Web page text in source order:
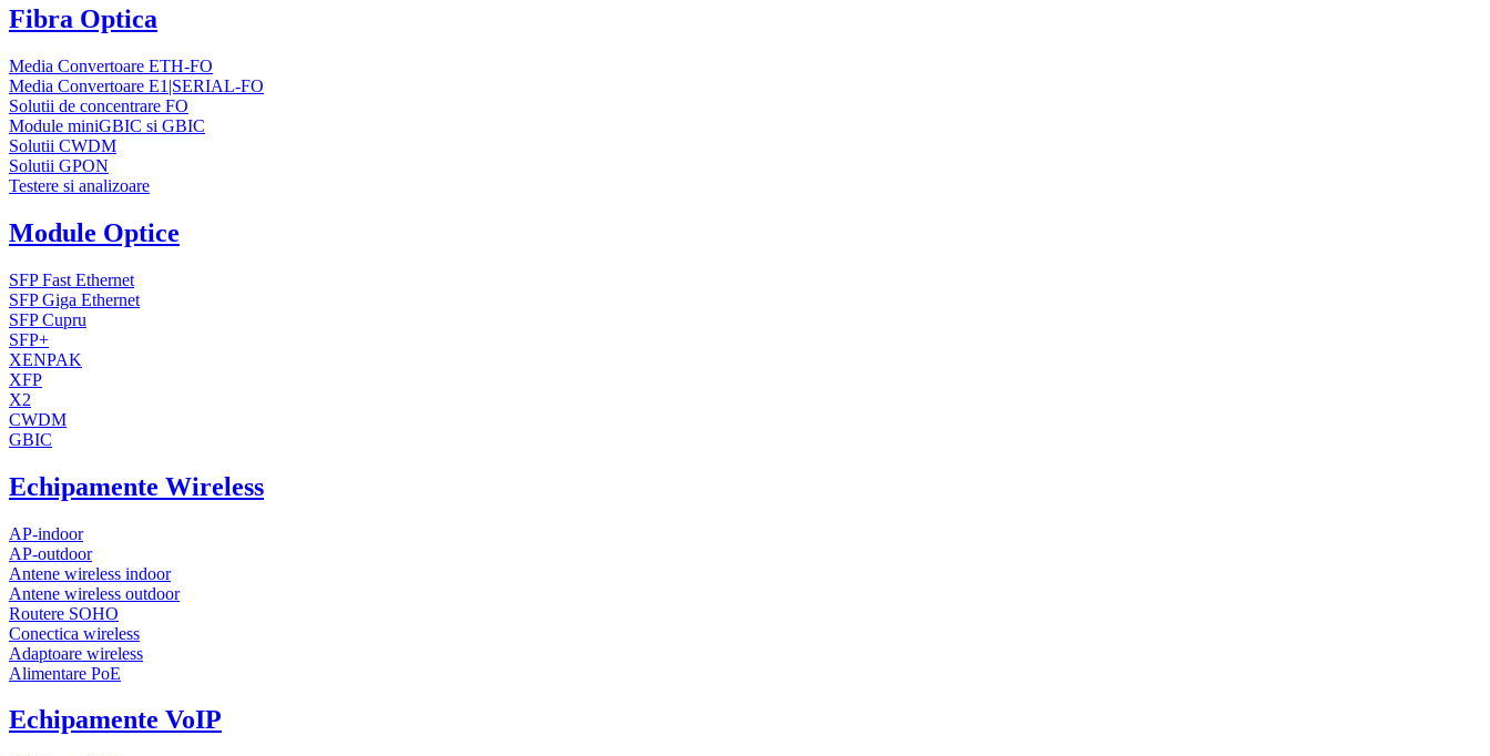
Fibra Optica
Media Convertoare ETH-FO
Media Convertoare E1|SERIAL-FO
Solutii de concentrare FO
Module miniGBIC si GBIC
Solutii CWDM
Solutii GPON
Testere si analizoare
Module Optice
SFP Fast Ethernet
SFP Giga Ethernet
SFP Cupru
SFP+
XENPAK
XFP
X2
CWDM
GBIC
Echipamente Wireless
AP-indoor
AP-outdoor
Antene wireless indoor
Antene wireless outdoor
Routere SOHO
Conectica wireless
Adaptoare wireless
Alimentare PoE
Echipamente VoIP